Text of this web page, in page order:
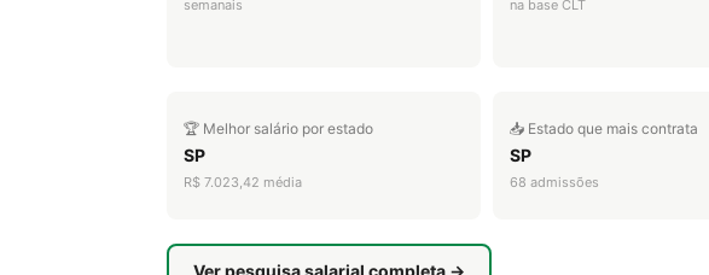
semanais na base CLT
🏆 Melhor salário por estado
SP
R$ 7.023,42 média
📥 Estado que mais contrata
SP
68 admissões
Ver pesquisa salarial completa →